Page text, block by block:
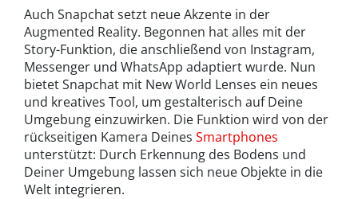
Auch Snapchat setzt neue Akzente in der
Augmented Reality. Begonnen hat alles mit der
Story-Funktion, die anschließend von Instagram,
Messenger und WhatsApp adaptiert wurde. Nun
bietet Snapchat mit New World Lenses ein neues
und kreatives Tool, um gestalterisch auf Deine
Umgebung einzuwirken. Die Funktion wird von der
rückseitigen Kamera Deines Smartphones
unterstützt: Durch Erkennung des Bodens und
Deiner Umgebung lassen sich neue Objekte in die
Welt integrieren.